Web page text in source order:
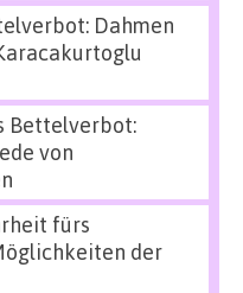
Dahmen
Bettelverbot:
von
fürs
der